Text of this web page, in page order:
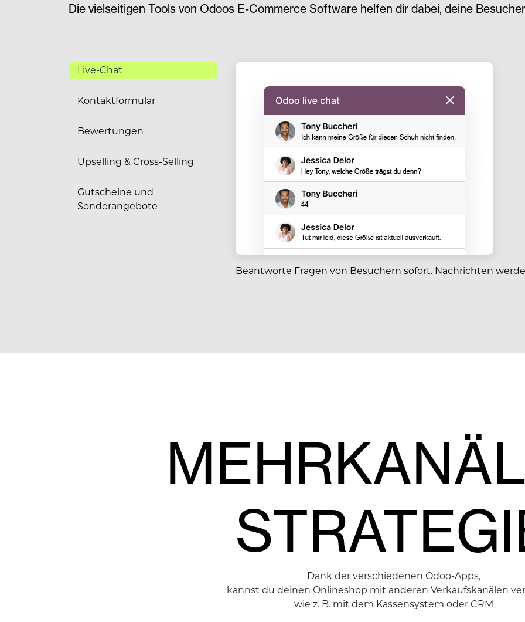
​Die vielseitigen Tools von Odoos E-Commerce Software helfen dir dabei, deine
Live-Chat
Kontaktformular
Bewertungen
Upselling & Cross-Selling
Gutscheine und
Sonderangebote
Beantworte Fragen von Besuchern sofort. Nachrichten
Dank der verschiedenen Odoo-Apps,
kannst du deinen Onlineshop mit anderen Verkaufskanälen
wie z. B. mit dem Kassensystem oder CRM